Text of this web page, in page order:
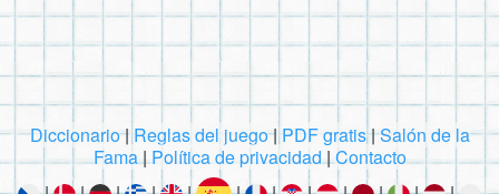
Diccionario| Reglas del juego| PDF gratis|Salón de la
Fama|Política de privacidad|Contacto